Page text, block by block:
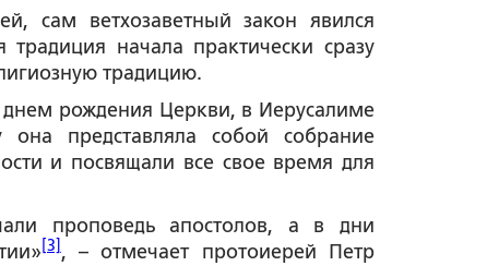
сам ветхозаветный закон явился
начала практически сразу
традицию.
днем рождения Церкви, в Иерусалиме
представляла собой собрание
и посвящали все свое время для
проповедь апостолов, а в дни
[3] , – отмечает протоиерей Петр